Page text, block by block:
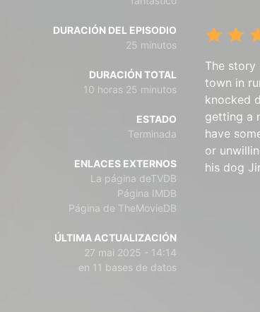
DURACIÓN DEL EPISODIO
25 minutos
DURACIÓN TOTAL
10 horas 25 minutos
ESTADO
Terminada
ENLACES EXTERNOS
La página deTVDB
Página IMDB
Página de TheMovieDB
ÚLTIMA ACTUALIZACIÓN
27 mai 2025 - 14:14
en 11 bases de datos
The story
town in
knocked
getting a
have
or
his dog